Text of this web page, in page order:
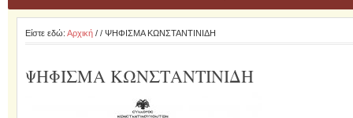
Είστε εδώ: Αρχική/ / ΨΗΦΙΣΜΑ ΚΩΝΣΤΑΝΤΙΝΙΔΗ
ΨΗΦΙΣΜΑ ΚΩΝΣΤΑΝΤΙΝΙΔΗ